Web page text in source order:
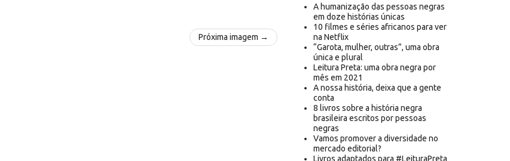
Próxima imagem →
A humanização das pessoas negras
em doze histórias únicas
10 filmes e séries africanos para ver
na Netflix
“Garota, mulher, outras”, uma obra
única e plural
Leitura Preta: uma obra negra por
mês em 2021
A nossa história, deixa que a gente
conta
8 livros sobre a história negra
brasileira escritos por pessoas
negras
Vamos promover a diversidade no
mercado editorial?
Livros adaptados para #LeituraPreta